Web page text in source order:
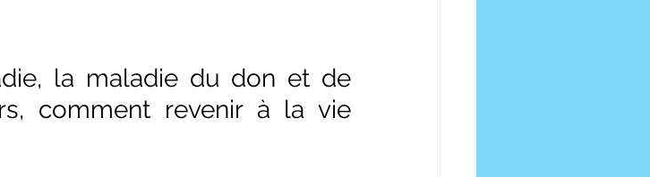
la maladie du don et de
comment revenir à la vie